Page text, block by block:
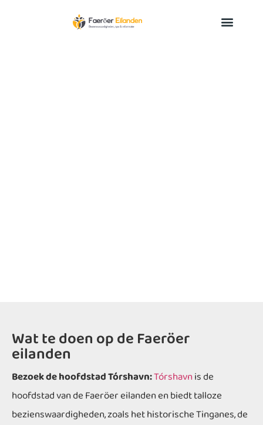
Wat te doen op de Faeröer
eilanden
Bezoek de hoofdstad Tórshavn:Tórshavnis de
hoofdstad van de Faeröer eilanden en biedt talloze
bezienswaardigheden, zoals het historische Tinganes, de